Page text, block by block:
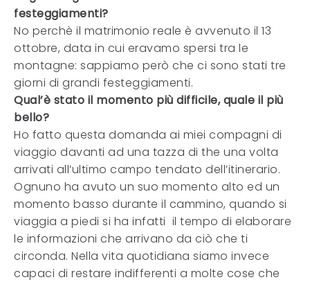
festeggiamenti?
No perchè il matrimonio reale è avvenuto il 13
ottobre, data in cui eravamo spersi tra le
montagne: sappiamo però che ci sono stati tre
giorni di grandi festeggiamenti.
Qual’è stato il momento più difficile, quale il più
bello?
Ho fatto questa domanda ai miei compagni di
viaggio davanti ad una tazza di the una volta
arrivati all’ultimo campo tendato dell’itinerario.
Ognuno ha avuto un suo momento alto ed un
momento basso durante il cammino, quando si
viaggia a piedi si ha infatti il tempo di elaborare
le informazioni che arrivano da ciò che ti
circonda. Nella vita quotidiana siamo invece
capaci di restare indifferenti a molte cose che